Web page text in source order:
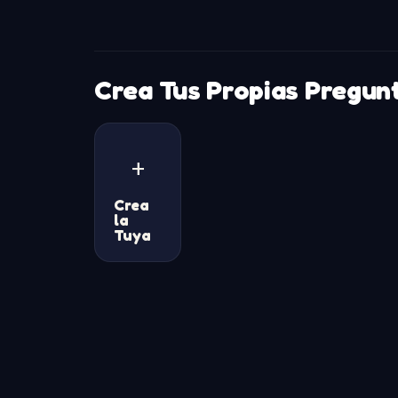
Crea Tus Propias
+
Crea
la
Tuya